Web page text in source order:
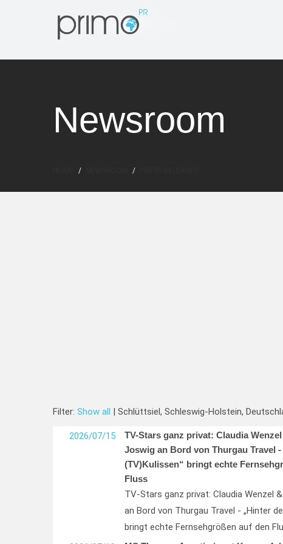
Newsroom
Filter: Show all | Schlüttsiel, Schleswig-Holstein,
2026/07/15
TV-Stars ganz privat: Claudia
Joswig an Bord von Thurgau Travel
(TV)Kulissen“ bringt echte
Fluss
TV-Stars ganz privat: Claudia Wenzel
an Bord von Thurgau Travel - „Hinter
bringt echte Fernsehgrößen auf den